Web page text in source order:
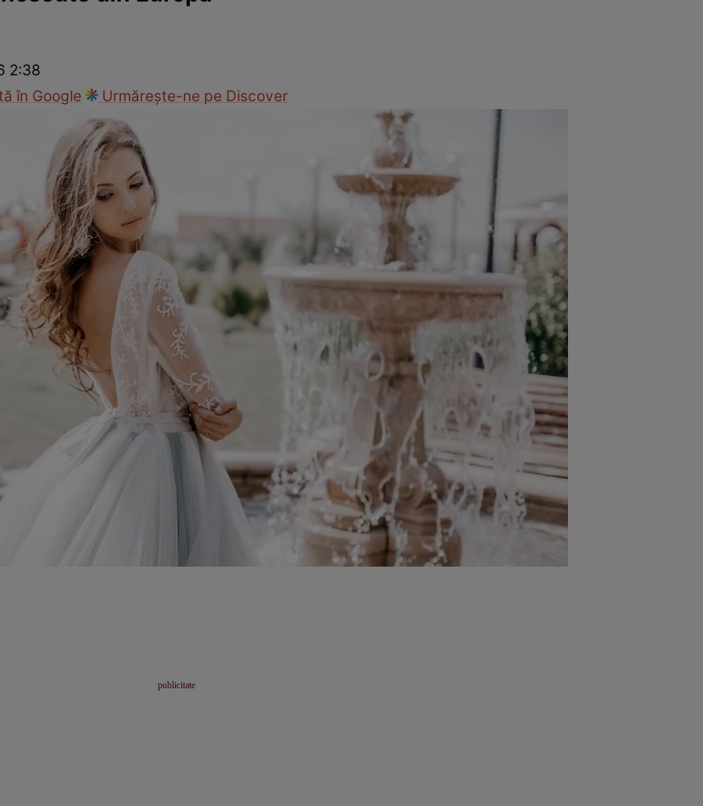
2:38
în Google
Urmărește-ne pe Discover